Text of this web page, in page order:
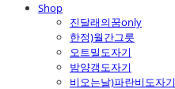
Shop
진달래의꿈only
한정)월간그릇
오트밀도자기
밤양갱도자기
비오는날)파란비도자기